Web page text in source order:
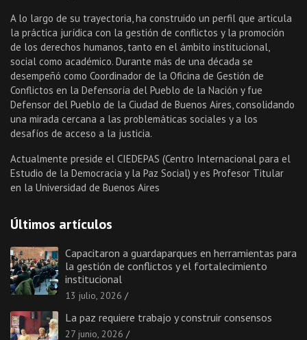
A lo largo de su trayectoria, ha construido un perfil que articula
la práctica jurídica con la gestión de conflictos y la promoción
de los derechos humanos, tanto en el ámbito institucional,
social como académico. Durante más de una década se
desempeñó como Coordinador de la Oficina de Gestión de
Conflictos en la Defensoría del Pueblo de la Nación y fue
Defensor del Pueblo de la Ciudad de Buenos Aires, consolidando
una mirada cercana a las problemáticas sociales y a los
desafíos de acceso a la justicia.
Actualmente preside el CIEDEPAS (Centro Internacional para el
Estudio de la Democracia y la Paz Social) y es Profesor Titular
en la Universidad de Buenos Aires
Últimos artículos
Capacitaron a guardaparques en herramientas para
la gestión de conflictos y el fortalecimiento
institucional
13 julio, 2026
La paz requiere trabajo y construir consensos
27 junio, 2026